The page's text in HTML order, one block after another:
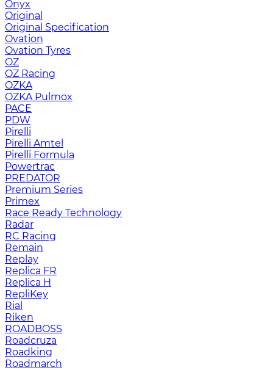
Onyx
Original
Original Specification
Ovation
Ovation Tyres
OZ
OZ Racing
OZKA
OZKA Pulmox
PACE
PDW
Pirelli
Pirelli Amtel
Pirelli Formula
Powertrac
PREDATOR
Premium Series
Primex
Race Ready Technology
Radar
RC Racing
Remain
Replay
Replica FR
Replica H
RepliKey
Rial
Riken
ROADBOSS
Roadcruza
Roadking
Roadmarch